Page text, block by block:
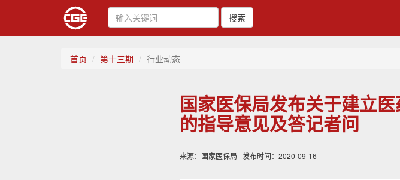
搜索
首页 第十三期 行业动态
国家医保局发布关于建立
的指导意见及答记者问
来源：国家医保局 | 发布时间：2020-09-16